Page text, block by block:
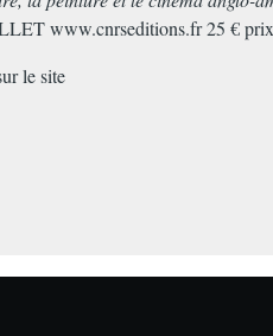
www.cnrseditions.fr 25 €
le site